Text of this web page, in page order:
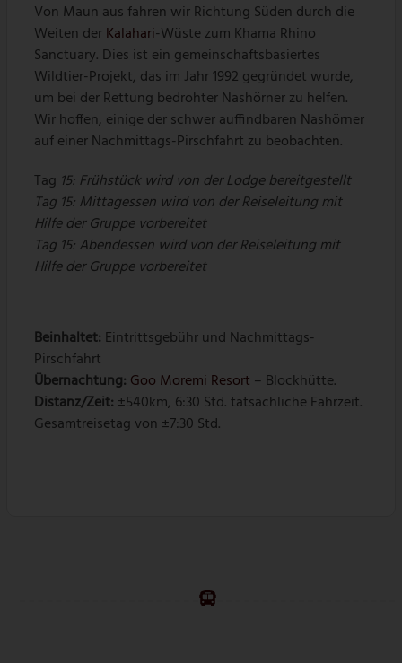
Von Maun aus fahren wir Richtung Süden durch die
Weiten derKalahari-Wüste zum Khama Rhino
Sanctuary. Dies ist ein gemeinschaftsbasiertes
Wildtier-Projekt, das im Jahr 1992 gegründet wurde,
um bei der Rettung bedrohter Nashörner zu helfen.
Wir hoffen, einige der schwer auffindbaren Nashörner
auf einer Nachmittags-Pirschfahrt zu beobachten.
Tag 15: Frühstück wird von der Lodge bereitgestellt
Tag 15: Mittagessen wird von der Reiseleitung mit
Hilfe der Gruppe vorbereitet
Tag 15: Abendessen wird von der Reiseleitung mit
Hilfe der Gruppe vorbereitet
Beinhaltet: Eintrittsgebühr und Nachmittags-
Pirschfahrt
Übernachtung: Goo Moremi Resort – Blockhütte.
Distanz/Zeit: ±540km, 6:30 Std. tatsächliche Fahrzeit.
Gesamtreisetag von ±7:30 Std.